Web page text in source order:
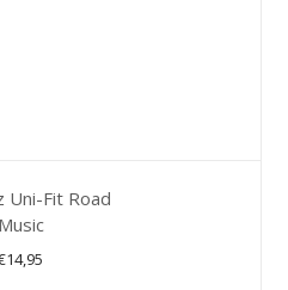
Uni-Fit Road
Music
14,95